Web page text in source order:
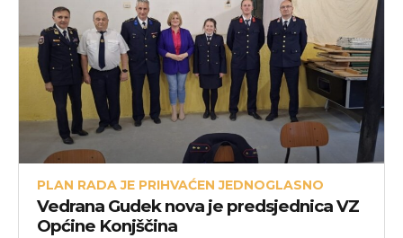
PLAN RADA JE PRIHVAĆEN JEDNOGLASNO
Vedrana Gudek nova je predsjednica VZ
Općine Konjščina